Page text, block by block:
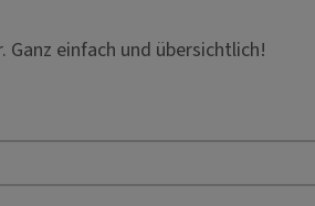
einfach und übersichtlich!